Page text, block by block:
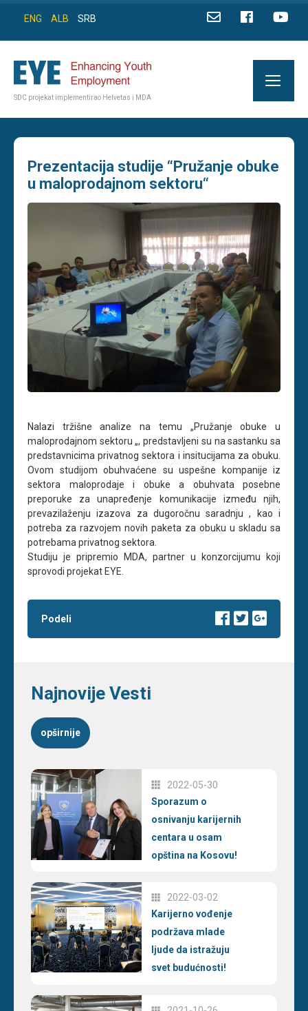
ENG ALB SRB
SDC projekat implementirao Helvetas i MDA
Prezentacija studije “Pružanje obuke
u maloprodajnom sektoru“
Nalazi tržišne analize na temu „Pružanje obuke u
maloprodajnom sektoru „, predstavljeni su na sastanku sa
predstavnicima privatnog sektora i insitucijama za obuku.
Ovom studijom obuhvaćene su uspešne kompanije iz
sektora maloprodaje i obuke a obuhvata posebne
preporuke za unapređenje komunikacije između njih,
prevazilaženju izazova za dugoročnu saradnju , kao i
potreba za razvojem novih paketa za obuku u skladu sa
potrebama privatnog sektora.
Studiju je pripremio MDA, partner u konzorcijumu koji
sprovodi projekat EYE.
Podeli
Najnovije Vesti
opširnije
2022-05-30
Sporazum o
osnivanju karijernih
centara u osam
opština na Kosovu!
2022-03-02
Karijerno vođenje
podržava mlade
ljude da istražuju
svet budućnosti!